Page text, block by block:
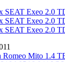
Exeo 2.0
Exeo 2.0
Exeo 2.0
Mito 1.4